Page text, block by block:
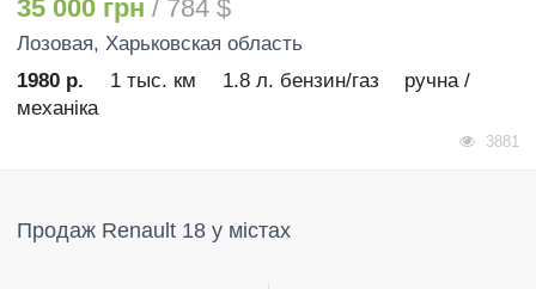
35 000 грн / 784 $
Лозовая, Харьковская область
1980 р.
1 тыс. км 1.8 л. бензин/газ
ручна /
механіка
3881
Продаж Renault 18 у містах